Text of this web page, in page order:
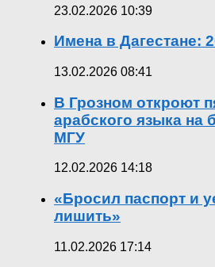
23.02.2026 10:39
Имена в Дагестане:
13.02.2026 08:41
В Грозном откроют
арабского языка на
МГУ
12.02.2026 14:18
«Бросил паспорт и
лишить»
11.02.2026 17:14